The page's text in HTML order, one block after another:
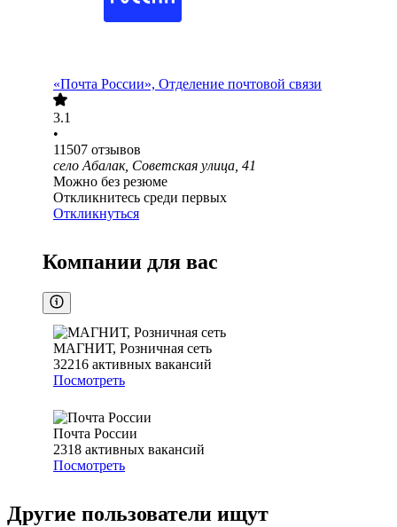
«Почта России», Отделение почтовой связи
3.1
•
11507 отзывов
село Абалак, Советская улица, 41
Можно без резюме
Откликнитесь среди первых
Откликнуться
Компании для вас
МАГНИТ, Розничная сеть
32216 активных вакансий
Посмотреть
Почта России
2318 активных вакансий
Посмотреть
Другие пользователи ищут